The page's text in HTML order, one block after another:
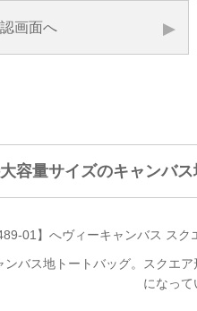
画面へ
容量サイズのキャンバス
01】へヴィーキャンバス スク
バス地トートバッグ。スクエ
になって